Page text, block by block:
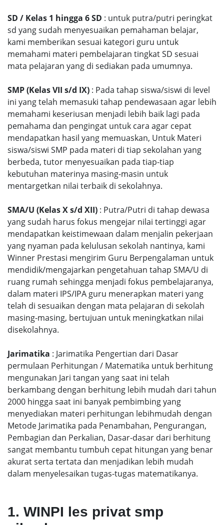
SD / Kelas 1 hingga 6 SD : untuk putra/putri peringkat
sd yang sudah menyesuaikan pemahaman belajar,
kami memberikan sesuai kategori guru untuk
memahami materi pembelajaran tingkat SD sesuai
mata pelajaran yang di sediakan pada umumnya.
SMP (Kelas VII s/d IX) : Pada tahap siswa/siswi di level
ini yang telah memasuki tahap pendewasaan agar lebih
memahami keseriusan menjadi lebih baik lagi pada
pemahama dan pengingat untuk cara agar cepat
mendapatkan hasil yang memuaskan, Untuk Materi
siswa/siswi SMP pada materi di tiap sekolahan yang
berbeda, tutor menyesuaikan pada tiap-tiap
kebutuhan materinya masing-masin untuk
mentargetkan nilai terbaik di sekolahnya.
SMA/U (Kelas X s/d XII) : Putra/Putri di tahap dewasa
yang sudah harus fokus mengejar nilai tertinggi agar
mendapatkan keistimewaan dalam menjalin pekerjaan
yang nyaman pada kelulusan sekolah nantinya, kami
Winner Prestasi mengirim Guru Berpengalaman untuk
mendidik/mengajarkan pengetahuan tahap SMA/U di
ruang rumah sehingga menjadi fokus pembelajaranya,
dalam materi IPS/IPA guru menerapkan materi yang
telah di sesuaikan dengan mata pelajaran di sekolah
masing-masing, bertujuan untuk meningkatkan nilai
disekolahnya.
Jarimatika : Jarimatika Pengertian dari Dasar
permulaan Perhitungan / Matematika untuk berhitung
mengunakan Jari tangan yang saat ini telah
berkambang dengan berhitung lebih mudah dari tahun
2000 hingga saat ini banyak pembimbing yang
menyediakan materi perhitungan lebihmudah dengan
Metode Jarimatika pada Penambahan, Pengurangan,
Pembagian dan Perkalian, Dasar-dasar dari berhitung
sangat membantu tumbuh cepat hitungan yang benar
akurat serta tertata dan menjadikan lebih mudah
dalam menyelesaikan tugas-tugas matematikanya.
1. WINPI les privat smp